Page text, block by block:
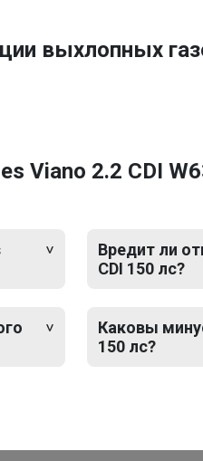
выхлопных
Viano 2.2 CDI
Вредит ли
CDI 150 лс?
Каковы
150 лс?